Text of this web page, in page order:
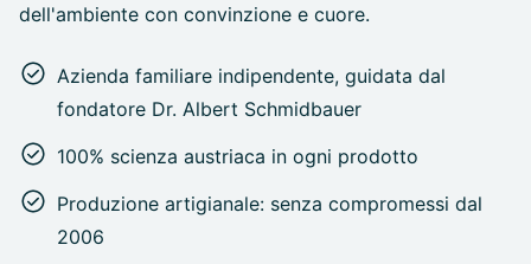
dell'ambiente con convinzione e cuore.
Azienda familiare indipendente, guidata dal
fondatore Dr. Albert Schmidbauer
100% scienza austriaca in ogni prodotto
Produzione artigianale: senza compromessi dal
2006